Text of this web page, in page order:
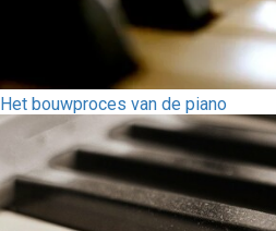
Het bouwproces van de piano